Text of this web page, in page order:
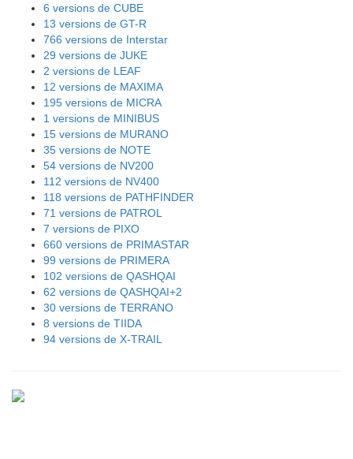
6 versions de CUBE
13 versions de GT-R
766 versions de Interstar
29 versions de JUKE
2 versions de LEAF
12 versions de MAXIMA
195 versions de MICRA
1 versions de MINIBUS
15 versions de MURANO
35 versions de NOTE
54 versions de NV200
112 versions de NV400
118 versions de PATHFINDER
71 versions de PATROL
7 versions de PIXO
660 versions de PRIMASTAR
99 versions de PRIMERA
102 versions de QASHQAI
62 versions de QASHQAI+2
30 versions de TERRANO
8 versions de TIIDA
94 versions de X-TRAIL